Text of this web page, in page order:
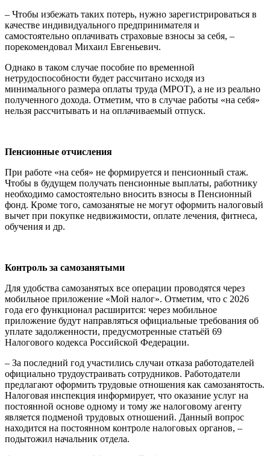
– Чтобы избежать таких потерь, нужно зарегистрироваться в
качестве индивидуального предпринимателя и
самостоятельно оплачивать страховые взносы за себя, –
порекомендовал Михаил Евгеньевич.
Однако в таком случае пособие по временной
нетрудоспособности будет рассчитано исходя из
минимального размера оплаты труда (МРОТ), а не из реально
полученного дохода. Отметим, что в случае работы «на себя»
нельзя рассчитывать и на оплачиваемый отпуск.
Пенсионные отчисления
При работе «на себя» не формируется и пенсионный стаж.
Чтобы в будущем получать пенсионные выплаты, работнику
необходимо самостоятельно вносить взносы в Пенсионный
фонд. Кроме того, самозанятые не могут оформить налоговый
вычет при покупке недвижимости, оплате лечения, фитнеса,
обучения и др.
Контроль за самозанятыми
Для удобства самозанятых все операции проводятся через
мобильное приложение «Мой налог». Отметим, что с 2026
года его функционал расширится: через мобильное
приложение будут направляться официальные требования об
уплате задолженности, предусмотренные статьёй 69
Налогового кодекса Российской Федерации.
– За последний год участились случаи отказа работодателей
официально трудоустраивать сотрудников. Работодатели
предлагают оформить трудовые отношения как самозанятость.
Налоговая инспекция информирует, что оказание услуг на
постоянной основе одному и тому же налоговому агенту
является подменой трудовых отношений. Данный вопрос
находится на постоянном контроле налоговых органов, –
подытожил начальник отдела.